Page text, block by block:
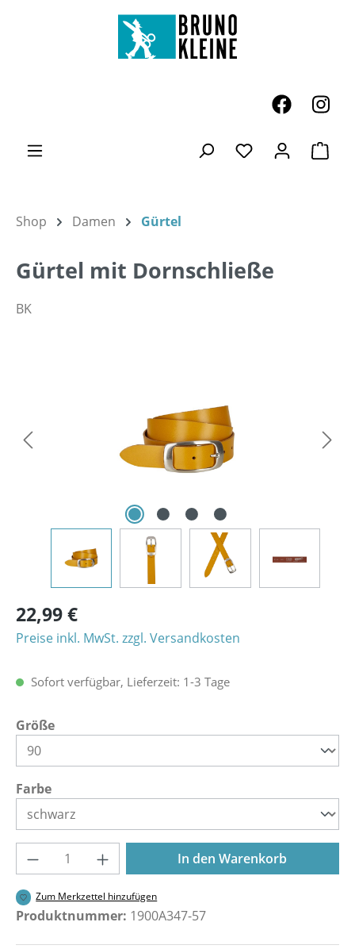
Zum Hauptinhalt springen
Du hast 0
Shop Damen Gürtel
Gürtel mit Dornschließe
BK
22,99 €
Preise inkl. MwSt. zzgl. Versandkosten
Sofort verfügbar, Lieferzeit: 1-3 Tage
Größeauswählen
Farbeauswählen
Produkt Anzahl: Gib den gewünschten
In den Warenkorb
Zum Merkzettel hinzufügen
Produktnummer: 1900A347-57